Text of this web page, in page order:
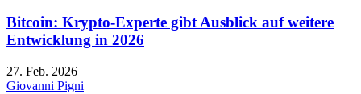
Bitcoin: Krypto-Experte gibt Ausblick auf weitere
Entwicklung in 2026
27. Feb. 2026
Giovanni Pigni